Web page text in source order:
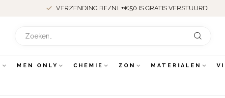
VERZENDING BE/NL +€50 IS GRATIS VERSTUURD
MEN ONLY CHEMIE ZON MATERIALEN